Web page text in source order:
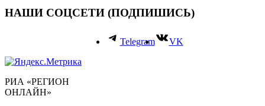
НАШИ СОЦСЕТИ (ПОДПИШИСЬ)
Telegram VK
РИА «РЕГИОН
ОНЛАЙН»